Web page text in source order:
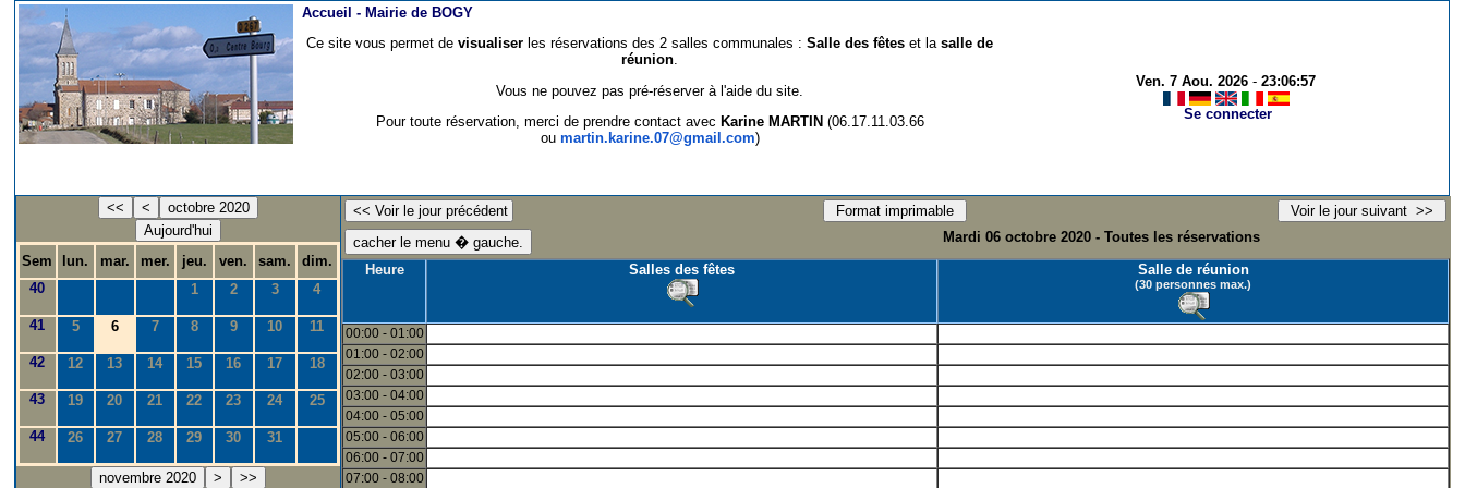
Accueil - Mairie de BOGY
Ce site vous permet devisualiser les réservations des 2 salles communales :Salle des fêtes et lasalle de
réunion.
Vous ne pouvez pas pré-réserver à l'aide du site.
Pour toute réservation, merci de prendre contact avec Karine MARTIN (06.17.11.03.66
ou martin.karine.07@gmail.com)
Ven. 7 Aou. 2026 -23:06:57
Se connecter
<< <
octobre 2020
Aujourd'hui
Sem
lun. mar. mer. jeu. ven. sam.
dim.
40
1 2 3 4
41 5 6 7 8 9 10 11
42 12 13 14 15 16 17 18
43 19 20 21 22 23 24 25
44 26 27 28 29 30 31
novembre 2020 >
>>
Mardi 06 octobre 2020 - Toutes les réservations
Heure
Salles des fêtes Salle de réunion
(30 personnes max.)
00:00 - 01:00
01:00 - 02:00
02:00 - 03:00
03:00 - 04:00
04:00 - 05:00
05:00 - 06:00
06:00 - 07:00
07:00 - 08:00